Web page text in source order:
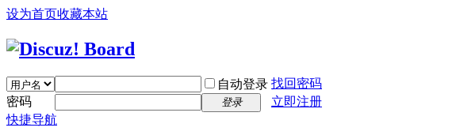
设为首页收藏本站
自动登录 找回密码
密码
登录
立即注册
快捷导航